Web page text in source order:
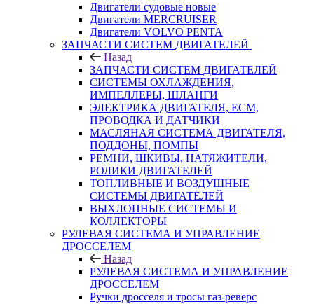
Двигатели судовые новые
Двигатели MERCRUISER
Двигатели VOLVO PENTA
ЗАПЧАСТИ СИСТЕМ ДВИГАТЕЛЕЙ
Назад
ЗАПЧАСТИ СИСТЕМ ДВИГАТЕЛЕЙ
СИСТЕМЫ ОХЛАЖДЕНИЯ,
ИМПЕЛЛЕРЫ, ШЛАНГИ
ЭЛЕКТРИКА ДВИГАТЕЛЯ, ECM,
ПРОВОДКА И ДАТЧИКИ
МАСЛЯНАЯ СИСТЕМА ДВИГАТЕЛЯ,
ПОДДОНЫ, ПОМПЫ
РЕМНИ, ШКИВЫ, НАТЯЖИТЕЛИ,
РОЛИКИ ДВИГАТЕЛЕЙ
ТОПЛИВНЫЕ И ВОЗДУШНЫЕ
СИСТЕМЫ ДВИГАТЕЛЕЙ
ВЫХЛОПНЫЕ СИСТЕМЫ И
КОЛЛЕКТОРЫ
РУЛЕВАЯ СИСТЕМА И УПРАВЛЕНИЕ
ДРОССЕЛЕМ
Назад
РУЛЕВАЯ СИСТЕМА И УПРАВЛЕНИЕ
ДРОССЕЛЕМ
Ручки дросселя и тросы газ-реверс